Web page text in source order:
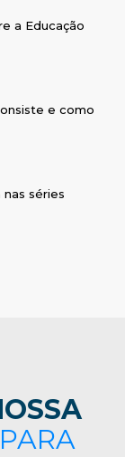
a Educação
e como
séries